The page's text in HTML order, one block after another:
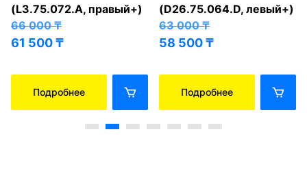
(L3.75.072.A, правый+)
66 000₸
61 500₸
Подробнее
(D26.75.064.D, левый+)
63 000₸
58 500₸
Подробнее